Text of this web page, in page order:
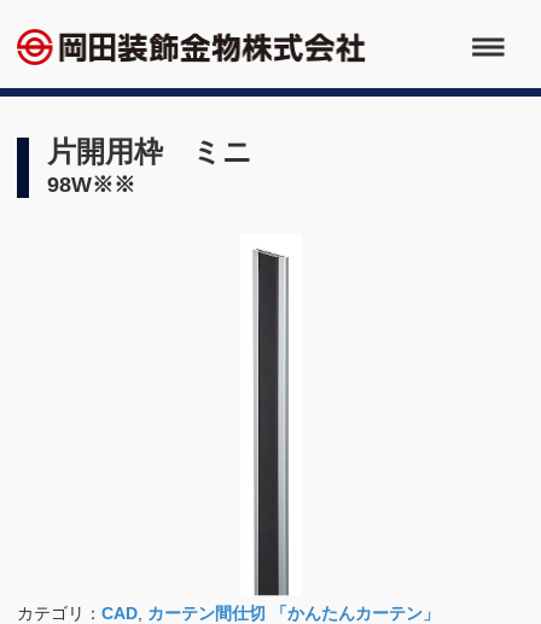
片開用枠 ミニ
98W※※
カテゴリ： CAD カーテン間仕切 「かんたんカーテン」